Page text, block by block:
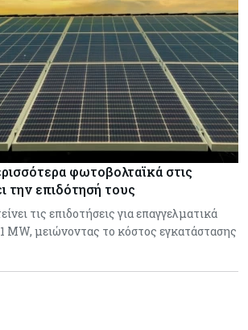
φωτοβολταϊκά στις
την επιδότησή τους
τις επιδοτήσεις για επαγγελματικά
MW, μειώνοντας το κόστος εγκατάστασης